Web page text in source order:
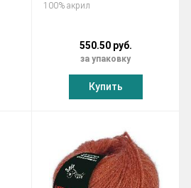
100% акрил
550.50 руб.
за упаковку
Купить